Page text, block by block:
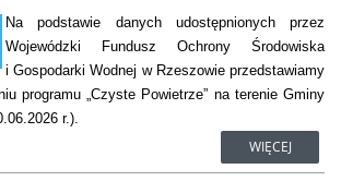
Na podstawie danych udostępnionych przez
Wojewódzki Fundusz Ochrony Środowiska
i Gospodarki Wodnej w Rzeszowie przedstawiamy
programu „Czyste Powietrze” na terenie Gminy
r.).
WIĘCEJ